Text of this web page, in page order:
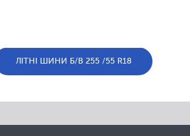
ЛІТНІ ШИНИ Б/В 255 /55 R18